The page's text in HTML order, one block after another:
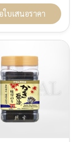
ใบเสนอราคา